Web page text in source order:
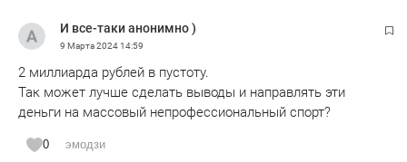
И все-таки анонимно )
9 Марта 202414:59
2 миллиарда рублей в пустоту.
Так может лучше сделать выводы и направлять эти
деньги на массовый непрофессиональный спорт?
0 эмодзи